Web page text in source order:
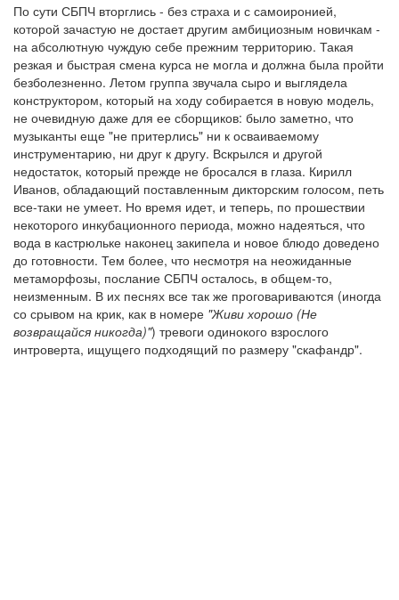
По сути СБПЧ вторглись - без страха и с самоиронией,
которой зачастую не достает другим амбициозным новичкам -
на абсолютную чуждую себе прежним территорию. Такая
резкая и быстрая смена курса не могла и должна была пройти
безболезненно. Летом группа звучала сыро и выглядела
конструктором, который на ходу собирается в новую модель,
не очевидную даже для ее сборщиков: было заметно, что
музыканты еще "не притерлись" ни к осваиваемому
инструментарию, ни друг к другу. Вскрылся и другой
недостаток, который прежде не бросался в глаза. Кирилл
Иванов, обладающий поставленным дикторским голосом, петь
все-таки не умеет. Но время идет, и теперь, по прошествии
некоторого инкубационного периода, можно надеяться, что
вода в кастрюльке наконец закипела и новое блюдо доведено
до готовности. Тем более, что несмотря на неожиданные
метаморфозы, послание СБПЧ осталось, в общем-то,
неизменным. В их песнях все так же проговариваются (иногда
со срывом на крик, как в номере "Живи хорошо (Не
возвращайся никогда)") тревоги одинокого взрослого
интроверта, ищущего подходящий по размеру "скафандр".